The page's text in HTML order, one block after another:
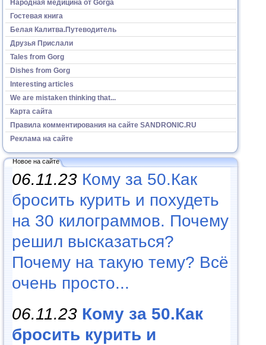
Народная медицина от Gorga
Гостевая книга
Белая Калитва.Путеводитель
Друзья Прислали
Tales from Gorg
Dishes from Gorg
Interesting articles
We are mistaken thinking that...
Карта сайта
Правила комментирования на сайте SANDRONIC.RU
Реклама на сайте
Новое на сайте
06.11.23 Кому за 50.Как
бросить курить и похудеть
на 30 килограммов. Почему
решил высказаться?
Почему на такую тему? Всё
очень просто...
06.11.23 Кому за 50.Как
бросить курить и